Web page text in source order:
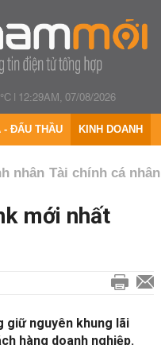
| 12:29AM, 07/08/2026
- ĐẤU THẦU KINH DOANH
nhân Tài chính cá nhân
mới nhất
giữ nguyên khung lãi
hàng doanh nghiệp.